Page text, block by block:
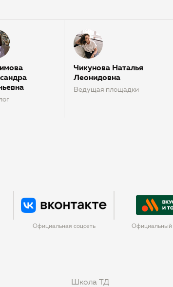
Чикунова Наталья
Леонидовна
Ведущая площадки
Официальная соцсеть Официальный
Школа ТД